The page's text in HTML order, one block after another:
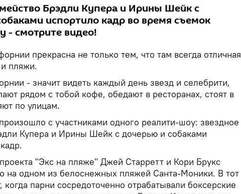
Брэдли Купера и Ирины Шейк с
испортило кадр во время съемок
- смотрите видео!
прекрасна не только тем, что там всегда отличная
пляжи.
- значит видеть каждый день звезд и селебрити,
рядом с тобой кофе, обедают в ресторанах, стоят в
по улицам.
с участниками одного реалити-шоу: звездное
Купера и Ирины Шейк с дочерью и собаками
"Экс на пляже" Джей Старретт и Кори Брукс
на одном из белоснежных пляжей Санта-Моники. В тот
парни сосредоточенно отрабатывали боксерские